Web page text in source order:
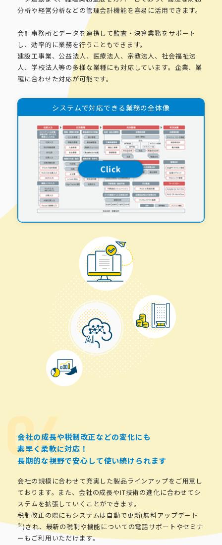
分析や経営分析などの管理会計機能を容易に活用できます。
会計事務所とデータを連携して監査・決算業務をサポート
し、効率的に業務を行うこともできます。
建設工事業、公益法人、医療法人、宗教法人、社会福祉法
人、学校法人等の多様な業種にも対応しています。企業、業
種に合わせた対応が可能です。
システムで対応できる業務の全体像
会社の成長や税制改正などの変化にも
素早く柔軟に対応！
長期的な視野で安心して使い続けられます
会社の規模に合わせて充実した製品ラインアップをご用意し
ております。また、会社の成長やIT技術の進化に合わせてシ
ステムを拡張していくことができます。
税制改正の際にもシステムは自動で更新(無料アップデート
※)され、最新の税制や機能についての電話サポートやセミナ
ーもご利用いただけます。